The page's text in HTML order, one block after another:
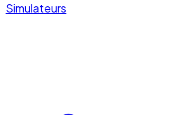
Simulateurs